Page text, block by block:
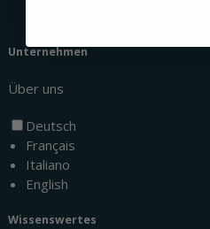
Unternehmen
Über uns
Deutsch
Français
Italiano
English
Wissenswertes